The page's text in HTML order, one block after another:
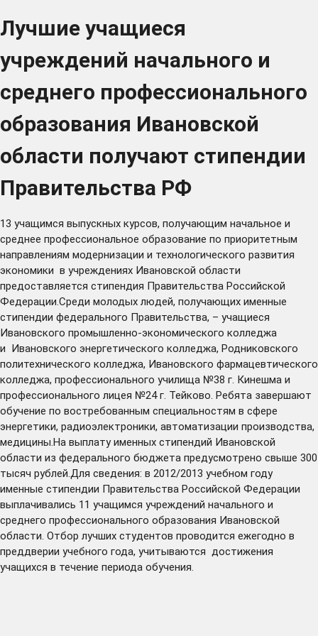
Лучшие учащиеся
учреждений начального и
среднего профессионального
образования Ивановской
области получают стипендии
Правительства РФ
13 учащимся выпускных курсов, получающим начальное и
среднее профессиональное образование по приоритетным
направлениям модернизации и технологического развития
экономики в учреждениях Ивановской области
предоставляется стипендия Правительства Российской
Федерации.Среди молодых людей, получающих именные
стипендии федерального Правительства, – учащиеся
Ивановского промышленно-экономического колледжа
и Ивановского энергетического колледжа, Родниковского
политехнического колледжа, Ивановского фармацевтического
колледжа, профессионального училища №38 г. Кинешма и
профессионального лицея №24 г. Тейково. Ребята завершают
обучение по востребованным специальностям в сфере
энергетики, радиоэлектроники, автоматизации производства,
медицины.На выплату именных стипендий Ивановской
области из федерального бюджета предусмотрено свыше 300
тысяч рублей.Для сведения: в 2012/2013 учебном году
именные стипендии Правительства Российской Федерации
выплачивались 11 учащимся учреждений начального и
среднего профессионального образования Ивановской
области. Отбор лучших студентов проводится ежегодно в
преддверии учебного года, учитываются достижения
учащихся в течение периода обучения.